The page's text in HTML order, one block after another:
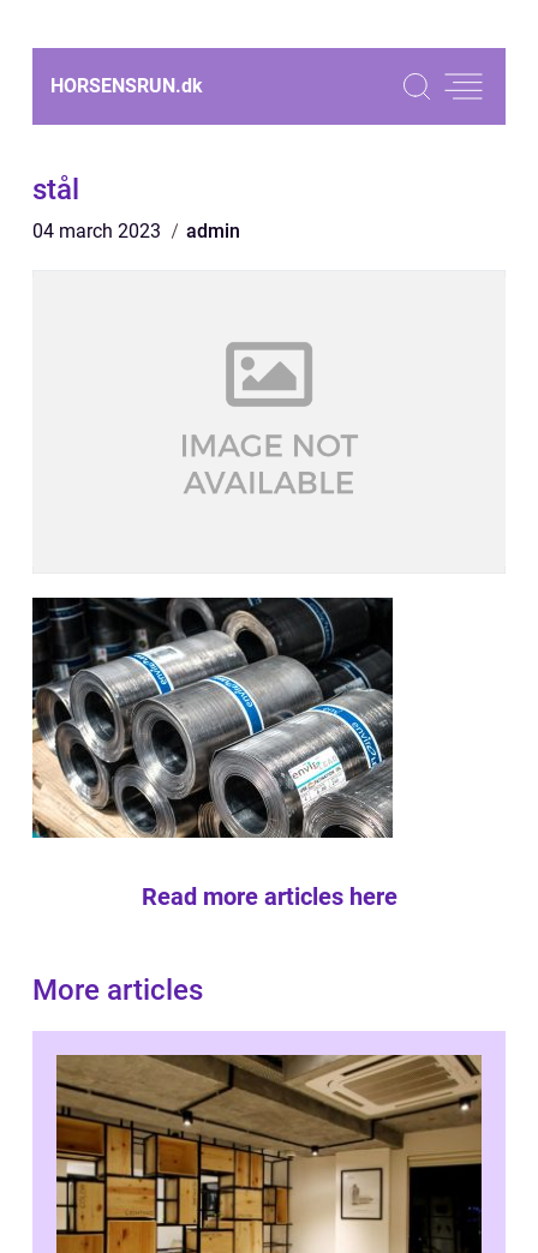
HORSENSRUN.dk
stål
04 march 2023 admin
Read more articles here
More articles